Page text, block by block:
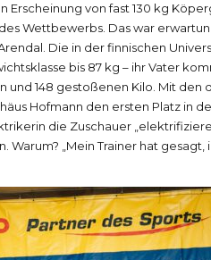
von fast 130 kg
Wettbewerbs. Das war
Die in der finnischen
bis 87 kg – ihr Vater
und 148 gestoßenen Kilo. Mit
Hofmann den ersten Platz in
die Zuschauer
Warum? „Mein Trainer hat